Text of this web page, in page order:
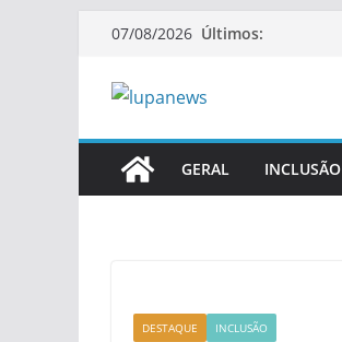
Pular07/08/2026 Últimos:
GERAL INCLUSÃO
DESTAQUE INCLUSÃO